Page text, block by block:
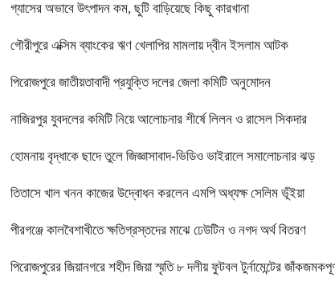
গ্যাসের অভাবে উৎপাদন কম, ছুটি বাড়িয়েছে কিছু কারখানা
গৌরীপুরে এক্সিম ব্যাংকের ঋণ খেলাপির মামলায় দ্বীন ইসলাম আটক
পিরোজপুরে জাতীয়তাবাদী প্রযুক্তি দলের জেলা কমিটি অনুমোদন
নাজিরপুর যুবদলের কমিটি নিয়ে আলোচনার শীর্ষে লিলন ও রাসেল সিকদার
হোমনায় বৃদ্ধাকে ছাদে তুলে জিজ্ঞাসাবাদ-ভিডিও ভাইরালে সমালোচনার ঝড়
তিতাসে খাল খনন কাজের উদ্বোধন করলেন এমপি অধ্যক্ষ সেলিম ভূঁইয়া
পীরগঞ্জে কালবৈশাখীতে ক্ষতিগ্রস্তদের মাঝে ঢেউটিন ও নগদ অর্থ বিতরণ
পিরোজপুরের জিয়ানগরে শহীদ জিয়া স্মৃতি ৮ দলীয় ফুটবল টুর্নামেন্টের